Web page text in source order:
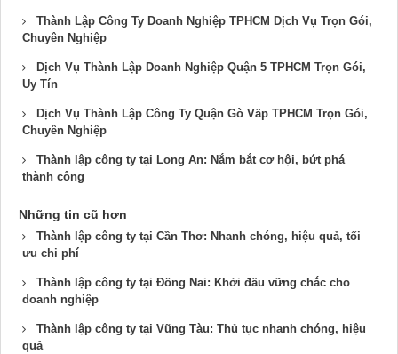
Thành Lập Công Ty Doanh Nghiệp TPHCM Dịch Vụ Trọn Gói,
Chuyên Nghiệp
Dịch Vụ Thành Lập Doanh Nghiệp Quận 5 TPHCM Trọn Gói,
Uy Tín
Dịch Vụ Thành Lập Công Ty Quận Gò Vấp TPHCM Trọn Gói,
Chuyên Nghiệp
Thành lập công ty tại Long An: Nắm bắt cơ hội, bứt phá
thành công
Những tin cũ hơn
Thành lập công ty tại Cần Thơ: Nhanh chóng, hiệu quả, tối
ưu chi phí
Thành lập công ty tại Đồng Nai: Khởi đầu vững chắc cho
doanh nghiệp
Thành lập công ty tại Vũng Tàu: Thủ tục nhanh chóng, hiệu
quả